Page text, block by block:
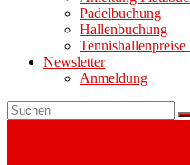
Padelbuchung
Hallenbuchung
Tennishallenpreise
Newsletter
Anmeldung